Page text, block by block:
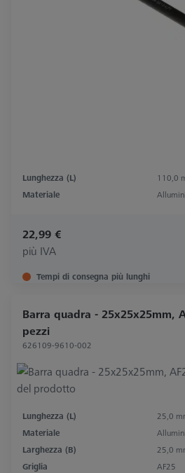
Lunghezza (L)
110,0
Materiale
22,99 €
più IVA
Tempi di consegna più lunghi
Barra quadra - 25x25x25mm,
pezzi
626109-9610-002
Lunghezza (L)
25,0
Materiale
Larghezza (B)
25,0
Griglia
AF25